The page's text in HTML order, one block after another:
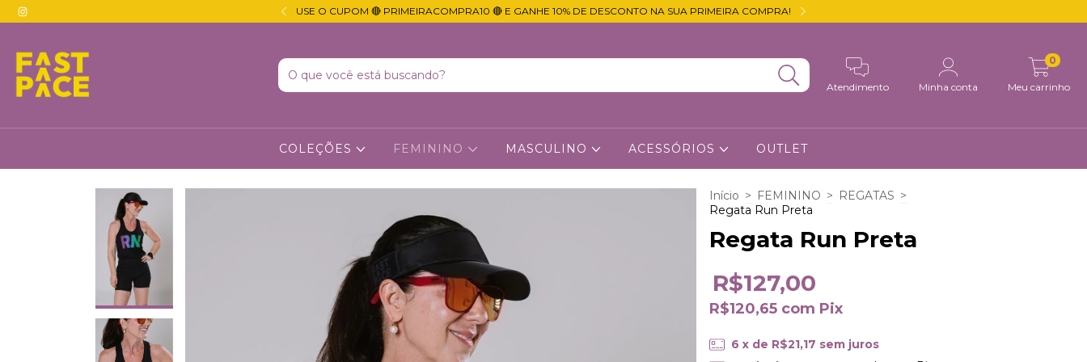
· DESCONTO DE 5% NO PIX 🔵 USE O CUPOM 🔴 PRIMEIRACOMPRA10 🔴 E GANHE 10% DE DESCONTO NA SUA PRIMEIRA COMPRA!
Atendimento Minha conta Meu carrinho
0
COLEÇÕES FEMININO MASCULINO ACESSÓRIOS OUTLET
Início > FEMININO > REGATAS >
Regata Run Preta
Regata Run Preta
R$127,00
R$120,65 com Pix
6 x de R$21,17 sem juros